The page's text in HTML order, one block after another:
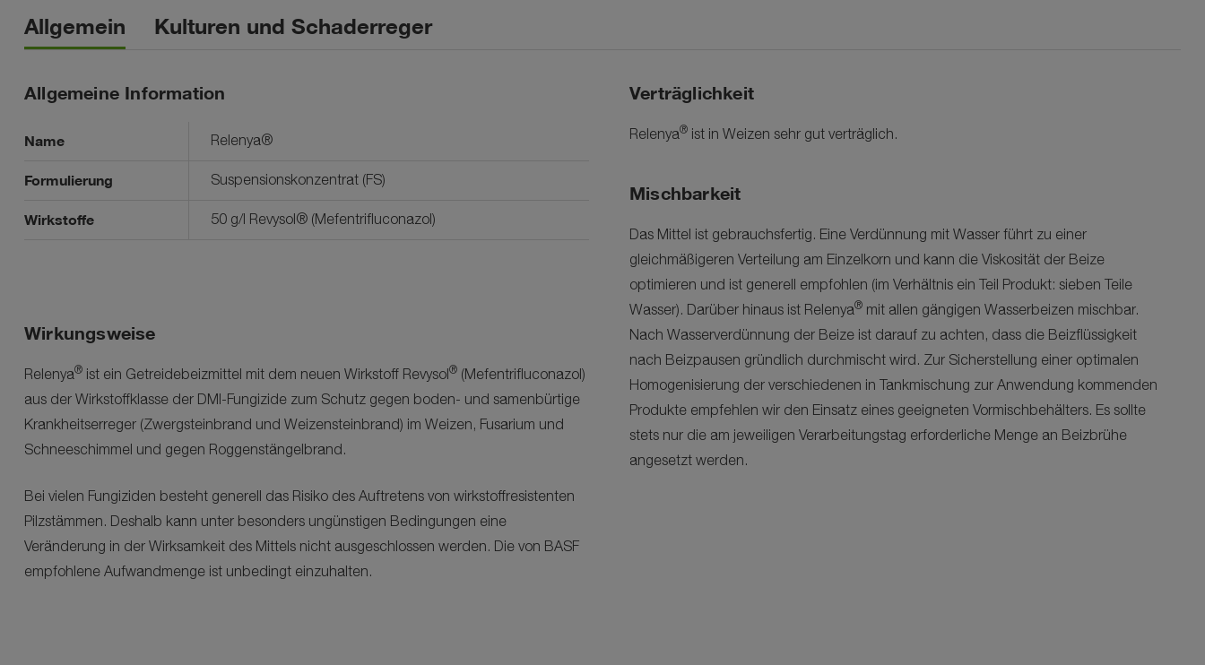
Allgemein Kulturen und Schaderreger
Allgemeine Information
Name Relenya®
Formulierung Suspensionskonzentrat (FS)
Wirkstoffe 50 g/l Revysol® (Mefentrifluconazol)
Wirkungsweise
Relenya® ist ein Getreidebeizmittel mit dem neuen Wirkstoff Revysol® (Mefentrifluconazol)
aus der Wirkstoffklasse der DMI-Fungizide zum Schutz gegen boden- und samenbürtige
Krankheitserreger (Zwergsteinbrand und Weizensteinbrand) im Weizen, Fusarium und
Schneeschimmel und gegen Roggenstängelbrand.
Bei vielen Fungiziden besteht generell das Risiko des Auftretens von wirkstoffresistenten
Pilzstämmen. Deshalb kann unter besonders ungünstigen Bedingungen eine
Veränderung in der Wirksamkeit des Mittels nicht ausgeschlossen werden. Die von BASF
empfohlene Aufwandmenge ist unbedingt einzuhalten.
Verträglichkeit
Relenya® ist in Weizen sehr gut verträglich.
Mischbarkeit
Das Mittel ist gebrauchsfertig. Eine Verdünnung mit Wasser führt zu einer
gleichmäßigeren Verteilung am Einzelkorn und kann die Viskosität der Beize
optimieren und ist generell empfohlen (im Verhältnis ein Teil Produkt: sieben Teile
Wasser). Darüber hinaus ist Relenya® mit allen gängigen Wasserbeizen mischbar.
Nach Wasserverdünnung der Beize ist darauf zu achten, dass die Beizflüssigkeit
nach Beizpausen gründlich durchmischt wird. Zur Sicherstellung einer optimalen
Homogenisierung der verschiedenen in Tankmischung zur Anwendung kommenden
Produkte empfehlen wir den Einsatz eines geeigneten Vormischbehälters. Es sollte
stets nur die am jeweiligen Verarbeitungstag erforderliche Menge an Beizbrühe
angesetzt werden.